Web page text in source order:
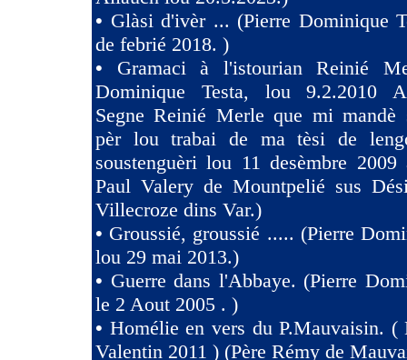
• Glàsi d'ivèr ... (Pierre Dominique
de febrié 2018. )
• Gramaci à l'istourian Reinié
Dominique Testa, lou 9.2.2010
Segne Reinié Merle que mi mandè
pèr lou trabai de ma tèsi de
soustenguèri lou 11 desèmbre
Paul Valery de Mountpelié sus
Villecroze dins Var.)
• Groussié, groussié ..... (Pierre
lou 29 mai 2013.)
• Guerre dans l'Abbaye. (Pierre
le 2 Aout 2005 . )
• Homélie en vers du P.Mauvaisin. (
Valentin 2011 ) (Père Rémy de